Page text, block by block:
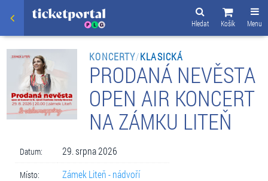
Menu
Košík
Hledat
KONCERTY/KLASICKÁ
PRODANÁ NEVĚSTA
OPEN AIR KONCERT
NA ZÁMKU LITEŇ
Datum: 29. srpna 2026
Místo: Zámek Liteň - nádvoří